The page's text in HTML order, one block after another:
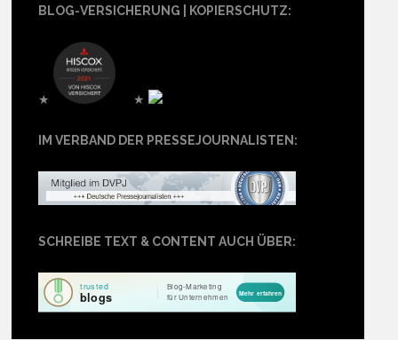
BLOG-VERSICHERUNG | KOPIERSCHUTZ:
★ ★
IM VERBAND DER PRESSEJOURNALISTEN:
SCHREIBE TEXT & CONTENT AUCH ÜBER: